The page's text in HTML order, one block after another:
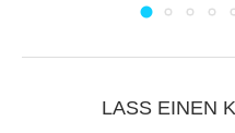
LASS EINEN